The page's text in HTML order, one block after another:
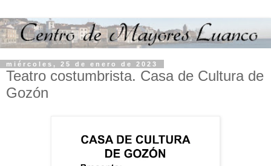
miércoles, 25 de enero de 2023
Teatro costumbrista. Casa de Cultura de
Gozón